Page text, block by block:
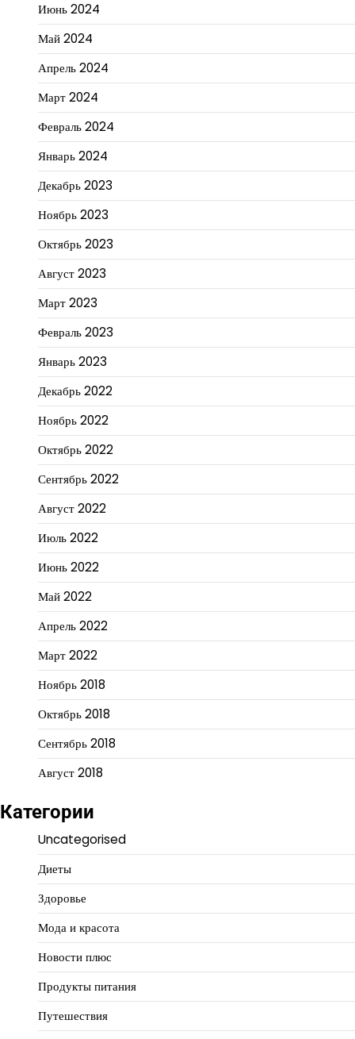
Июнь 2024
Май 2024
Апрель 2024
Март 2024
Февраль 2024
Январь 2024
Декабрь 2023
Ноябрь 2023
Октябрь 2023
Август 2023
Март 2023
Февраль 2023
Январь 2023
Декабрь 2022
Ноябрь 2022
Октябрь 2022
Сентябрь 2022
Август 2022
Июль 2022
Июнь 2022
Май 2022
Апрель 2022
Март 2022
Ноябрь 2018
Октябрь 2018
Сентябрь 2018
Август 2018
Категории
Uncategorised
Диеты
Здоровье
Мода и красота
Новости плюс
Продукты питания
Путешествия